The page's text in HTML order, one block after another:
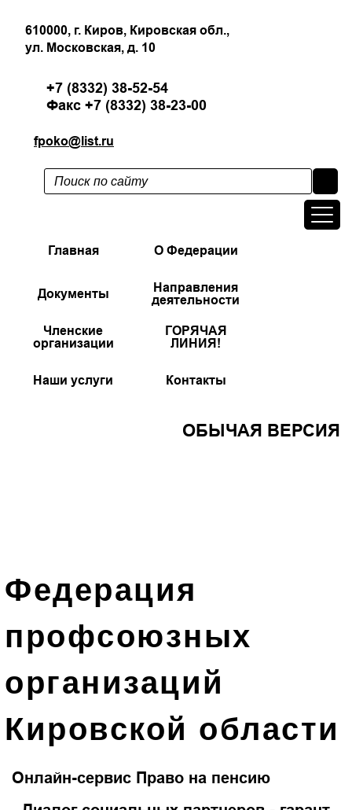
610000, г. Киров, Кировская обл.,
ул. Московская, д. 10
+7 (8332) 38-52-54
Факс +7 (8332) 38-23-00
fpoko@list.ru
Главная О Федерации
Документы
Направления
деятельности
Членские
организации
ГОРЯЧАЯ
ЛИНИЯ!
Наши услуги Контакты
ОБЫЧАЯ ВЕРСИЯ
Федерация
профсоюзных
организаций
Кировской области
Онлайн-сервис Право на пенсию